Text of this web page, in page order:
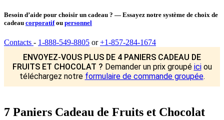
Besoin d’aide pour choisir un cadeau ? — Essayez notre système de choix de
cadeau corporatifou personnel
Contacts - 1-888-549-8805 or+1-857-284-1674
ENVOYEZ-VOUS PLUS DE 4 PANIERS CADEAU DE
FRUITS ET CHOCOLAT ? Demander un prix groupé iciou
téléchargez notre formulaire de commande groupée.
7 Paniers Cadeau de Fruits et Chocolat